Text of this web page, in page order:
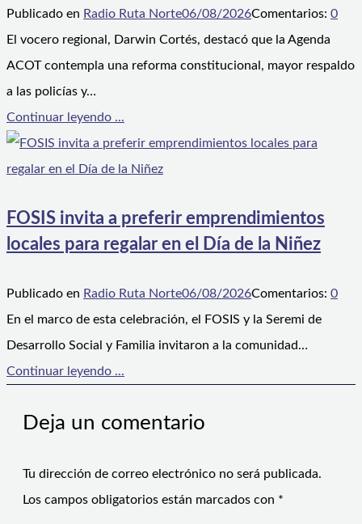
Publicado en Radio Ruta Norte06/08/2026Comentarios: 0
El vocero regional, Darwin Cortés, destacó que la Agenda
ACOT contempla una reforma constitucional, mayor respaldo
a las policías y…
Continuar leyendo ...
FOSIS invita a preferir emprendimientos
locales para regalar en el Día de la Niñez
Publicado en Radio Ruta Norte06/08/2026Comentarios: 0
En el marco de esta celebración, el FOSIS y la Seremi de
Desarrollo Social y Familia invitaron a la comunidad…
Continuar leyendo ...
Deja un comentario
Tu dirección de correo electrónico no será publicada.
Los campos obligatorios están marcados con *